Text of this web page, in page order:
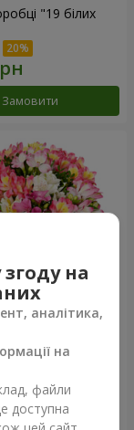
"19 білих
Замовити
для двох!"
Замовити
на
аналітика,
на
файли
доступна